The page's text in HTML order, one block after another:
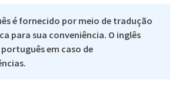
é fornecido por meio de tradução
para sua conveniência. O inglês
em caso de